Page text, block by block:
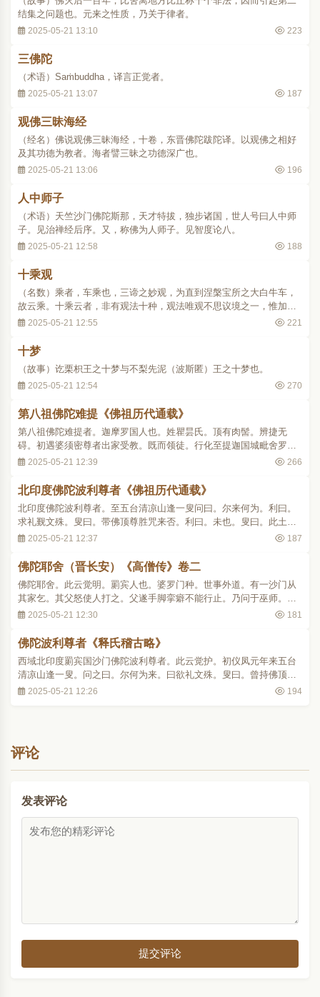
结集之问题也。元来之性质，乃关于律者。
2025-05-21 13:10 223
三佛陀
（术语）Saṁbuddha，译言正觉者。
2025-05-21 13:07 187
观佛三昧海经
（经名）佛说观佛三昧海经，十卷，东晋佛陀跋陀译。以观佛之相好
及其功德为教者。海者譬三昧之功德深广也。
2025-05-21 13:06 196
人中师子
（术语）天竺沙门佛陀斯那，天才特拔，独步诸国，世人号曰人中师
子。见治禅经后序。又，称佛为人师子。见智度论八。
2025-05-21 12:58 188
十乘观
（名数）乘者，车乘也，三谛之妙观，为直到涅槃宝所之大白牛车，
故云乘。十乘云者，非有观法十种，观法唯观不思议境之一，惟加资
助观法之法，乃为十乘。一、观不思议境，是指介尔阴妄之一念（介
识蕴中极弱之妄念也，与无记心相当），观为..
2025-05-21 12:55 221
十梦
（故事）讫栗枳王之十梦与不梨先泥（波斯匿）王之十梦也。
2025-05-21 12:54 270
第八祖佛陀难提《佛祖历代通载》
第八祖佛陀难提者。迦摩罗国人也。姓瞿昙氏。顶有肉髻。辨捷无
碍。初遇婆须密尊者出家受教。既而领徒。行化至提迦国城毗舍罗
家。见其舍有白光上腾。谓徒众曰。此家圣人口无言说。真大乘器。
我有一子。名伏祖驮密多。年已五十口未曾言足未..
2025-05-21 12:39 266
北印度佛陀波利尊者《佛祖历代通载》
北印度佛陀波利尊者。至五台清凉山逢一叟问曰。尔来何为。利曰。
求礼觐文殊。叟曰。带佛顶尊胜咒来否。利曰。未也。叟曰。此土众
生滋恶。而出家者犯四弃尤多。不持此咒随行远来奚益。能回取之以
照三藏翻译。帝闻此咒灵验特异。秘之禁掖。..
2025-05-21 12:37 187
佛陀耶舍（晋长安）《高僧传》卷二
佛陀耶舍。此云觉明。罽宾人也。婆罗门种。世事外道。有一沙门从
其家乞。其父怒使人打之。父遂手脚挛癖不能行止。乃问于巫师。对
曰。坐犯贤人鬼神使然也。即请此沙门竭诚忏悔。数日便瘳。因令耶
舍曰。此虎已饱必不侵人。俄而虎去。前行果..
2025-05-21 12:30 181
佛陀波利尊者《释氏稽古略》
西域北印度罽宾国沙门佛陀波利尊者。此云觉护。初仪凤元年来五台
清凉山逢一叟。问之曰。尔何为来。曰欲礼文殊。叟曰。曾持佛顶尊
胜咒来否。曰未也。叟曰。此土众生犯杀盗淫妄四业者多。能回取咒
2025-05-21 12:26 194
评论
发表评论
提交评论